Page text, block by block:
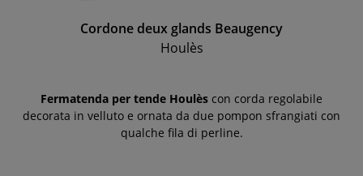
Cordone deux glands Beaugency
Houlès
Fermatenda per tende Houlès con corda regolabile
decorata in velluto e ornata da due pompon sfrangiati con
qualche fila di perline.